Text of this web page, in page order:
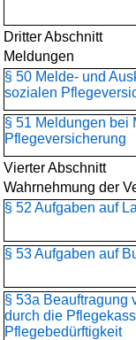
Dritter Abschnitt
Meldungen
§ 50 Melde- und
sozialen
§ 51 Meldungen bei
Pflegeversicherung
Vierter Abschnitt
Wahrnehmung der
§ 52 Aufgaben auf
§ 53 Aufgaben auf
§ 53a Beauftragung
durch die
Pflegebedürftigkeit